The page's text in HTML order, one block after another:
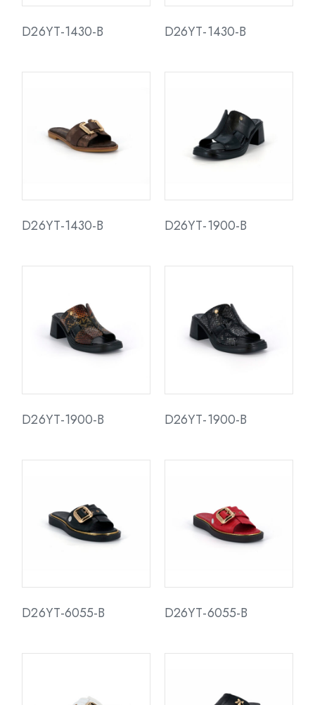
D26YT-1430-B D26YT-1430-B
D26YT-1430-B D26YT-1900-B
D26YT-1900-B D26YT-1900-B
D26YT-6055-B D26YT-6055-B